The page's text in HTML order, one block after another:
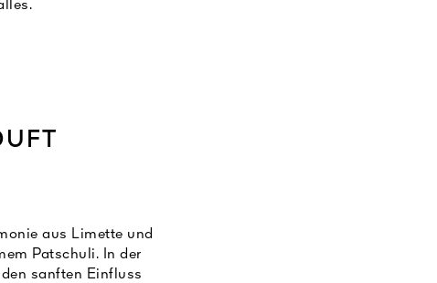
aus Limette und
Patschuli. In der
sanften Einfluss